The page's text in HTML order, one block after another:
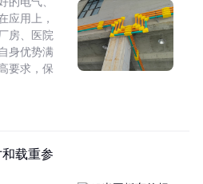
应用上，
房、医院
身优势满
要求，保
载重参